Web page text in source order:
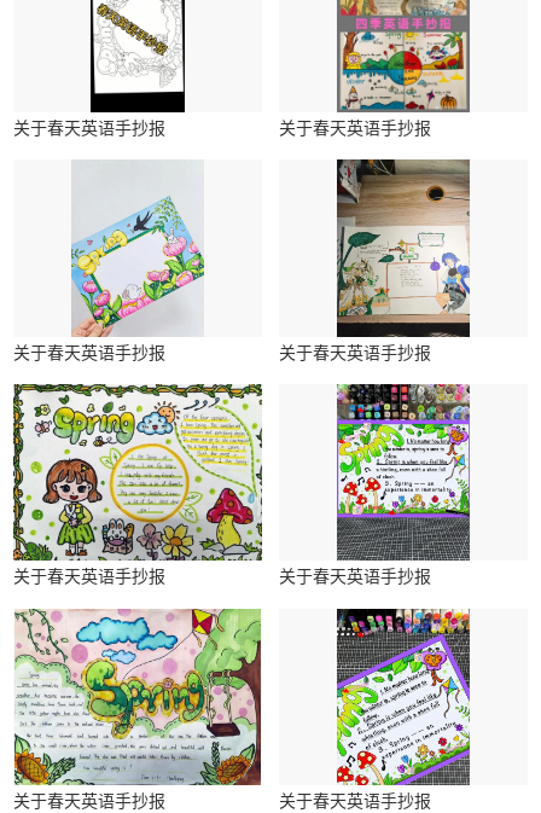
关于春天英语手抄报 关于春天英语手抄报
关于春天英语手抄报 关于春天英语手抄报
关于春天英语手抄报 关于春天英语手抄报
关于春天英语手抄报 关于春天英语手抄报